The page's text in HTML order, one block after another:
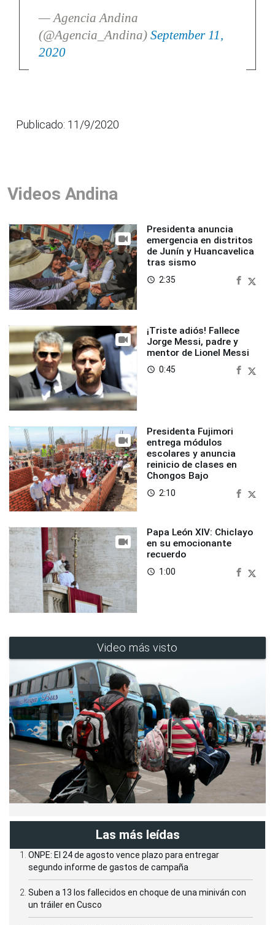
— Agencia Andina
(@Agencia_Andina) September 11,
2020
Publicado: 11/9/2020
Videos Andina
Presidenta anuncia
emergencia en distritos
de Junín y Huancavelica
tras sismo
access_time 2:35
¡Triste adiós! Fallece
Jorge Messi, padre y
mentor de Lionel Messi
access_time 0:45
Presidenta Fujimori
entrega módulos
escolares y anuncia
reinicio de clases en
Chongos Bajo
access_time 2:10
Papa León XIV: Chiclayo
en su emocionante
recuerdo
access_time 1:00
Video más visto
Las más leídas
ONPE: El 24 de agosto vence plazo para entregar
segundo informe de gastos de campaña
Suben a 13 los fallecidos en choque de una miniván con
un tráiler en Cusco